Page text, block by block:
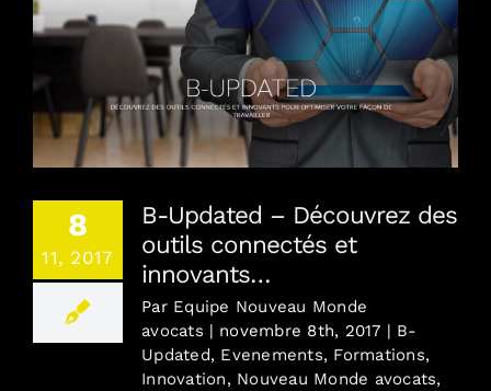
B-Updated – Découvrez des outils connectés
et innovants…
8
11, 2017
B-Updated – Découvrez des
outils connectés et
innovants…
Par Equipe Nouveau Monde
avocats | novembre 8th, 2017 | B-
Updated, Evenements, Formations,
Innovation, Nouveau Monde avocats,